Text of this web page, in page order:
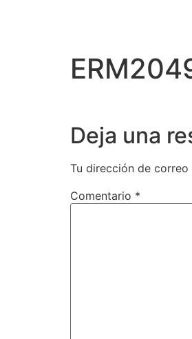
Deja una
Tu dirección de
Comentario *